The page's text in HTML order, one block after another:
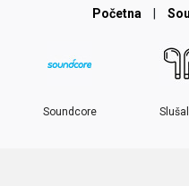
Početna
Soundcore